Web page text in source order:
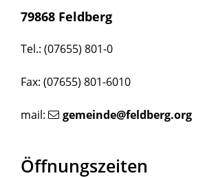
79868 Feldberg
Tel.: (07655) 801-0
Fax: (07655) 801-6010
mail: gemeinde@feldberg.org
Öffnungszeiten